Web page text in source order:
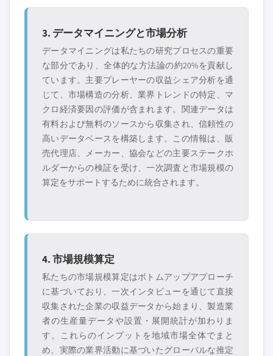
3. データマイニングと市場分析
データマイニングは私たちの研究プロセスの重要
な部分であり、全体的な方法論の約20%を貢献し
ています。主要プレーヤーの収益シェア分析を通
じて、市場構造の分析、業界トレンドの特定、マ
クロ経済要因の評価が含まれます。関連データは
有料および無料のソースから収集され、信頼性の
高いデータベースを構築します。この情報は、販
売代理店、メーカー、協会などの主要ステークホ
ルダーからの検証を受け、一次調査と市場規模の
算定をサポートするために統合されます。
4. 市場規模算定
私たちの市場規模算定はボトムアップアプローチ
に基づいており、一次インタビューを通じて直接
収集された企業の収益データから始まり、製造業
者の生産量データや設置・展開統計が加わりま
す。これらのインプットを地域市場全体でまと
め、実際の業界活動に基づいたグローバルな推定